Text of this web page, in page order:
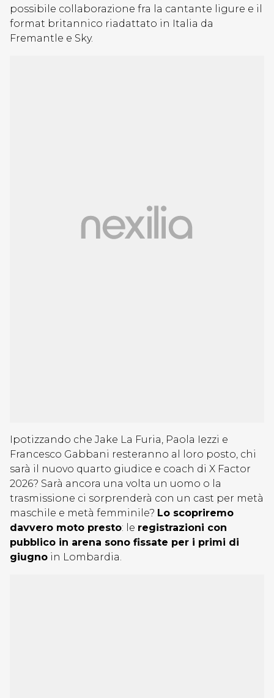
possibile collaborazione fra la cantante ligure e il
format britannico riadattato in Italia da
Fremantle e Sky.
Ipotizzando che Jake La Furia, Paola Iezzi e
Francesco Gabbani resteranno al loro posto, chi
sarà il nuovo quarto giudice e coach di X Factor
2026? Sarà ancora una volta un uomo o la
trasmissione ci sorprenderà con un cast per metà
maschile e metà femminile? Lo scopriremo
davvero moto presto: le registrazioni con
pubblico in arena sono fissate per i primi di
giugno in Lombardia.